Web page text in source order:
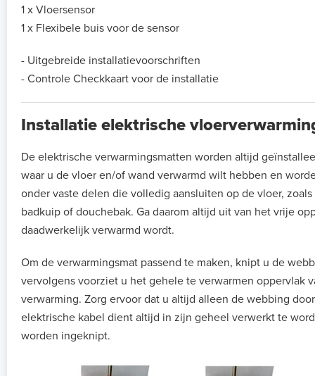
1 x Vloersensor
1 x Flexibele buis voor de sensor
- Uitgebreide installatievoorschriften
- Controle Checkkaart voor de installatie
Installatie elektrische
De elektrische verwarmingsmatten worden altijd
waar u de vloer en/of wand verwarmd wilt hebben en
onder vaste delen die volledig aansluiten op de vloer,
badkuip of douchebak. Ga daarom altijd uit van het vrije
daadwerkelijk verwarmd wordt.
Om de verwarmingsmat passend te maken, knipt u de
vervolgens voorziet u het gehele te verwarmen oppervlak
verwarming. Zorg ervoor dat u altijd alleen de webbing
elektrische kabel dient altijd in zijn geheel verwerkt te
worden ingeknipt.